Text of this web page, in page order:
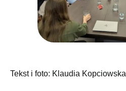
Tekst i foto: Klaudia Kopciowska